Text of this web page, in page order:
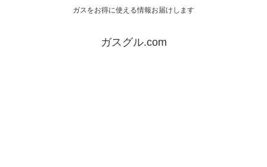
ガスをお得に使える情報お届けします
ガスグル.com